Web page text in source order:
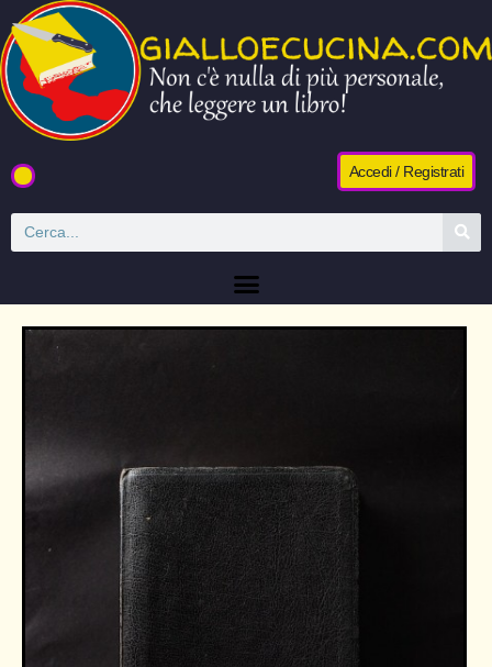
Accedi / Registrati